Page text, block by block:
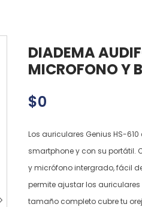
DIADEMA
MICROFONO Y
$0
Los auriculares Genius HS-
smartphone y con su portátil.
y micrófono intergrado, fácil
permite ajustar los
tamaño completo cubre tu